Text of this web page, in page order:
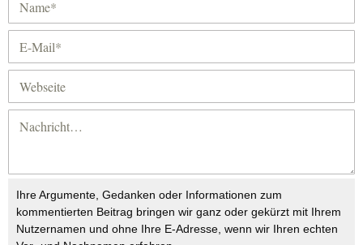
Ihre Argumente, Gedanken oder Informationen zum
kommentierten Beitrag bringen wir ganz oder gekürzt mit Ihrem
Nutzernamen und ohne Ihre E-Adresse, wenn wir Ihren echten